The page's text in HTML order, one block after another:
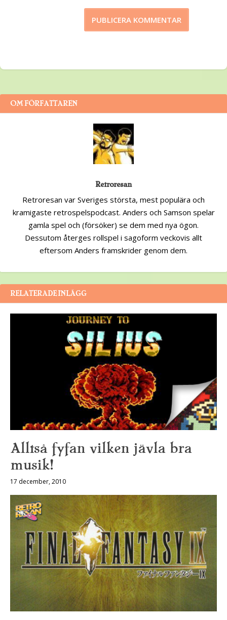
OM FÖRFATTAREN
Retroresan
Retroresan var Sveriges största, mest populära och
kramigaste retrospelspodcast. Anders och Samson spelar
gamla spel och (försöker) se dem med nya ögon.
Dessutom återges rollspel i sagoform veckovis allt
eftersom Anders framskrider genom dem.
RELATERADE INLÄGG
Alltså fyfan vilken jävla bra
musik!
17 december, 2010